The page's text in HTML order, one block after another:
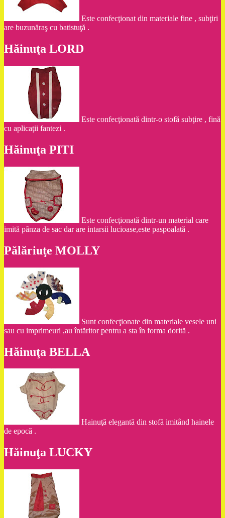
Este confecţionat din materiale fine , subţiri
are buzunăraş cu batistuţă .
Hăinuţa LORD
Este confecţionată dintr-o stofă subţire , fină
cu aplicaţii fantezi .
Hăinuţa PITI
Este confecţionată dintr-un material care
imită pânza de sac dar are intarsii lucioase,este paspoalată .
Pălăriuţe MOLLY
Sunt confecţionate din materiale vesele uni
sau cu imprimeuri ,au întăritor pentru a sta în forma dorită .
Hăinuţa BELLA
Hainuţă elegantă din stofă imitând hainele
de epocă .
Hăinuţa LUCKY